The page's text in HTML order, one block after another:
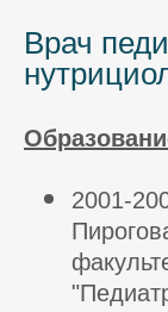
Врач
2001-